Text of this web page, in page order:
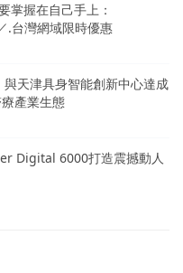
掌握在自己手上：
.台灣網域限時優惠
天津具身智能創新中心達成
產業生態
Digital 6000打造震撼動人